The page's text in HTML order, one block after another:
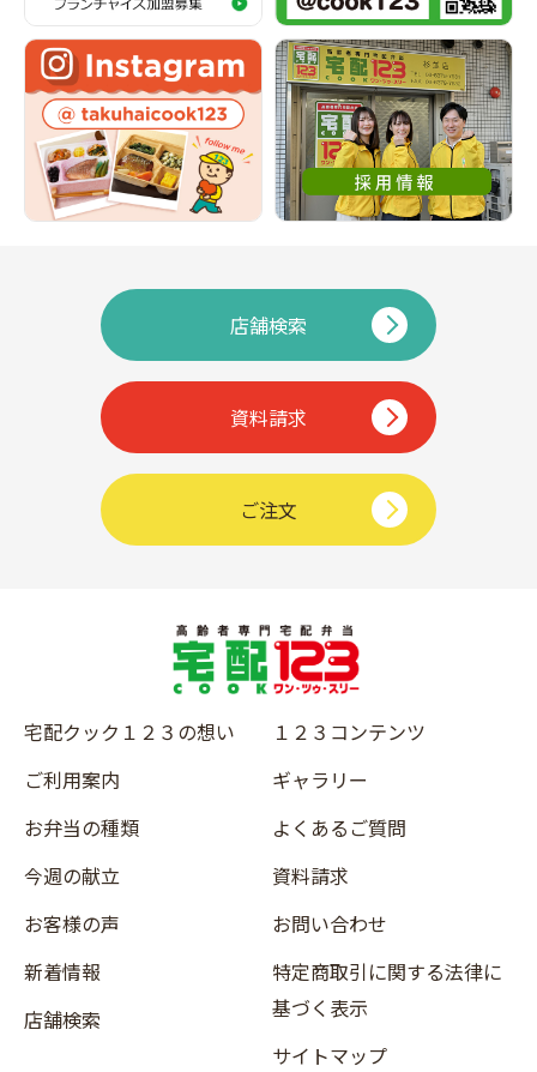
店舗検索
資料請求
ご注文
宅配クック１２３の想い
ご利用案内
お弁当の種類
今週の献立
お客様の声
新着情報
店舗検索
１２３コンテンツ
ギャラリー
よくあるご質問
資料請求
お問い合わせ
特定商取引に関する法律に
基づく表示
サイトマップ